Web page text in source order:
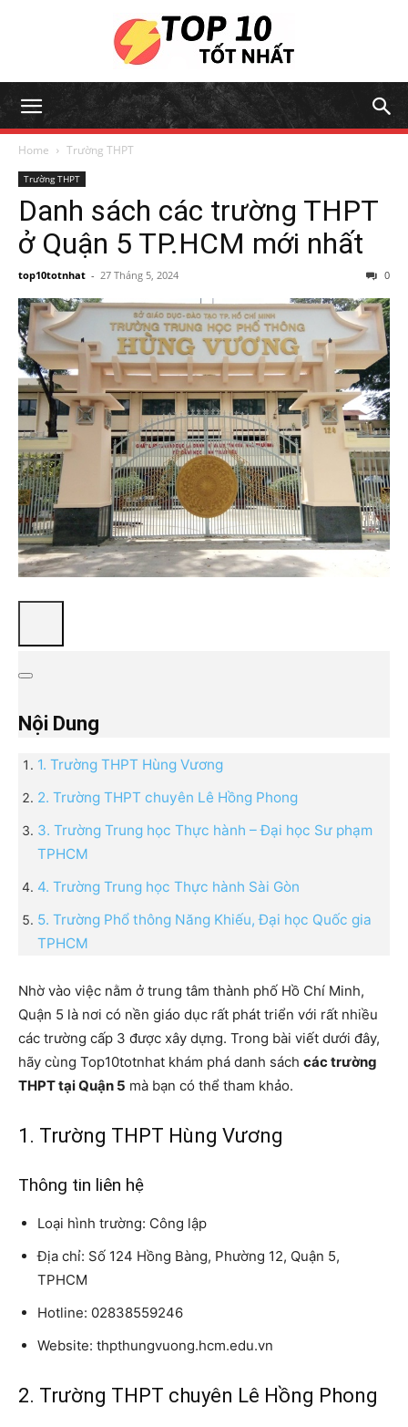
Home Trường THPT
Trường THPT
Danh sách các trường THPT
ở Quận 5 TP.HCM mới nhất
top10totnhat - 27 Tháng 5, 2024 0
Nội Dung
1. Trường THPT Hùng Vương
2. Trường THPT chuyên Lê Hồng Phong
3. Trường Trung học Thực hành – Đại học Sư phạm
TPHCM
4. Trường Trung học Thực hành Sài Gòn
5. Trường Phổ thông Năng Khiếu, Đại học Quốc gia
TPHCM
Nhờ vào việc nằm ở trung tâm thành phố Hồ Chí Minh,
Quận 5 là nơi có nền giáo dục rất phát triển với rất nhiều
các trường cấp 3 được xây dựng. Trong bài viết dưới đây,
hãy cùng Top10totnhat khám phá danh sách các trường
THPT tại Quận 5 mà bạn có thể tham khảo.
1. Trường THPT Hùng Vương
Thông tin liên hệ
Loại hình trường: Công lập
Địa chỉ: Số 124 Hồng Bàng, Phường 12, Quận 5,
TPHCM
Hotline: 02838559246
Website: thpthungvuong.hcm.edu.vn
2. Trường THPT chuyên Lê Hồng Phong